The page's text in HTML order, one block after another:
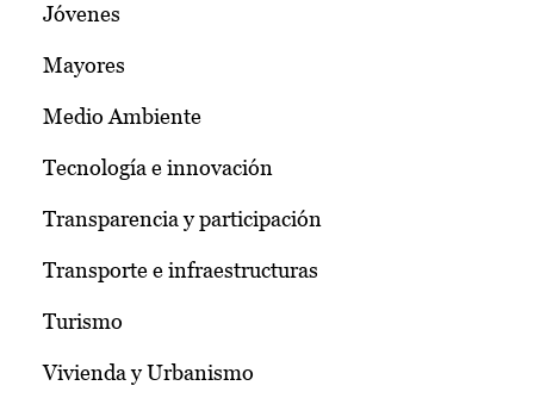
Jóvenes
Mayores
Medio Ambiente
Tecnología e innovación
Transparencia y participación
Transporte e infraestructuras
Turismo
Vivienda y Urbanismo